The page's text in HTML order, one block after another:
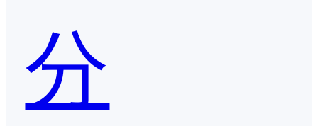
分